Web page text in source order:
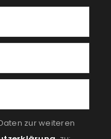
zur weiteren